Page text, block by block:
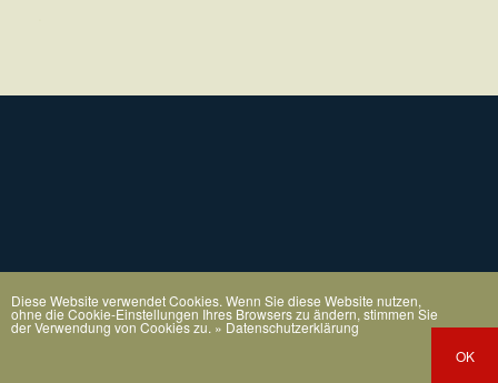
Diese Website verwendet Cookies. Wenn Sie diese Website nutzen,
ohne die Cookie-Einstellungen Ihres Browsers zu ändern, stimmen Sie
der Verwendung von Cookies zu. » Datenschutzerklärung
OK